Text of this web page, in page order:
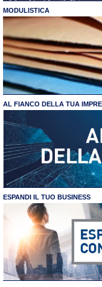
MODULISTICA
AL FIANCO DELLA TUA
ESPANDI IL TUO BUSINESS